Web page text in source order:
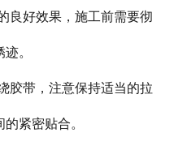
良好效果，施工前需要彻
。
胶带，注意保持适当的拉
紧密贴合。